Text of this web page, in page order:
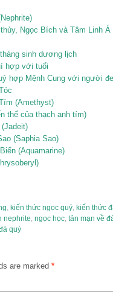
Ngọc Bích và Tâm Linh Á
sinh dương lịch
hợp với tuổi
hợp Mệnh Cung với người
(Amethyst)
thể của thạch anh tím)
(Saphia Sao)
(Aquamarine)
, kiến thức ngọc quý, kiến thức
nephrite, ngọc học, tản mạn về
quý
are marked *